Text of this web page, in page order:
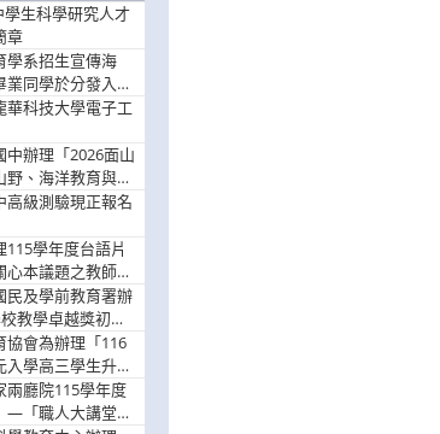
生科學研究人才
章
學系招生宣傳海
同學於分發入學
華科技大學電子工
賦能應用於智慧半
生踴躍報名參加
辦理「2026面山
、海洋教育與戶
迎踴躍報名參加
高級測驗現正報名
學年度台語片
本議題之教師踴
民及學前教育署辦
教學卓越獎初選
踴躍報名
協會為辦理「116
學高三學生升學
兩廳院115學年度
—「職人大講堂」